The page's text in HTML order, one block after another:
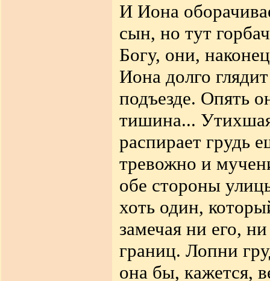
И Иона
сын, но тут
Богу, они,
Иона долго
подъезде. Опять
тишина... Утихшая
распирает грудь
тревожно и
обе стороны
хоть один,
замечая ни его,
границ. Лопни
она бы, кажется,